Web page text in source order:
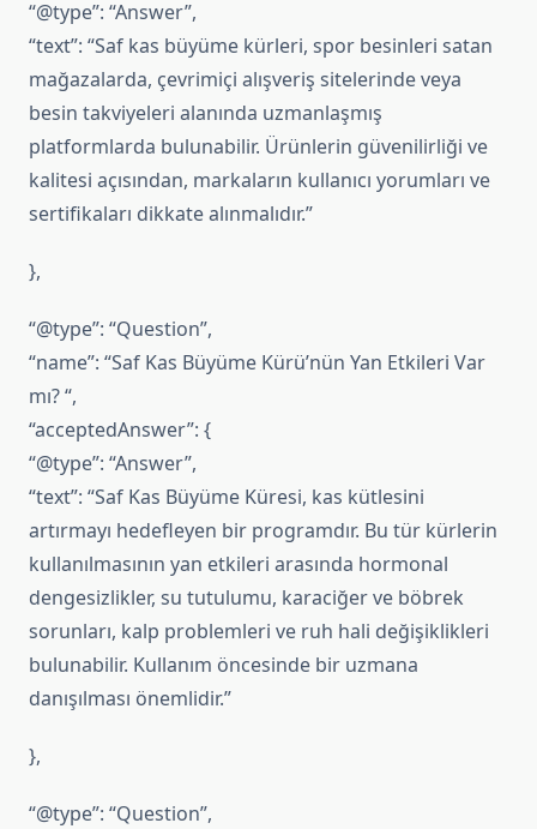
“@type”: “Answer”,
“text”: “Saf kas büyüme kürleri, spor besinleri satan
mağazalarda, çevrimiçi alışveriş sitelerinde veya
besin takviyeleri alanında uzmanlaşmış
platformlarda bulunabilir. Ürünlerin güvenilirliği ve
kalitesi açısından, markaların kullanıcı yorumları ve
sertifikaları dikkate alınmalıdır.”
},
“@type”: “Question”,
“name”: “Saf Kas Büyüme Kürü’nün Yan Etkileri Var
mı? “,
“acceptedAnswer”: {
“@type”: “Answer”,
“text”: “Saf Kas Büyüme Küresi, kas kütlesini
artırmayı hedefleyen bir programdır. Bu tür kürlerin
kullanılmasının yan etkileri arasında hormonal
dengesizlikler, su tutulumu, karaciğer ve böbrek
sorunları, kalp problemleri ve ruh hali değişiklikleri
bulunabilir. Kullanım öncesinde bir uzmana
danışılması önemlidir.”
},
“@type”: “Question”,